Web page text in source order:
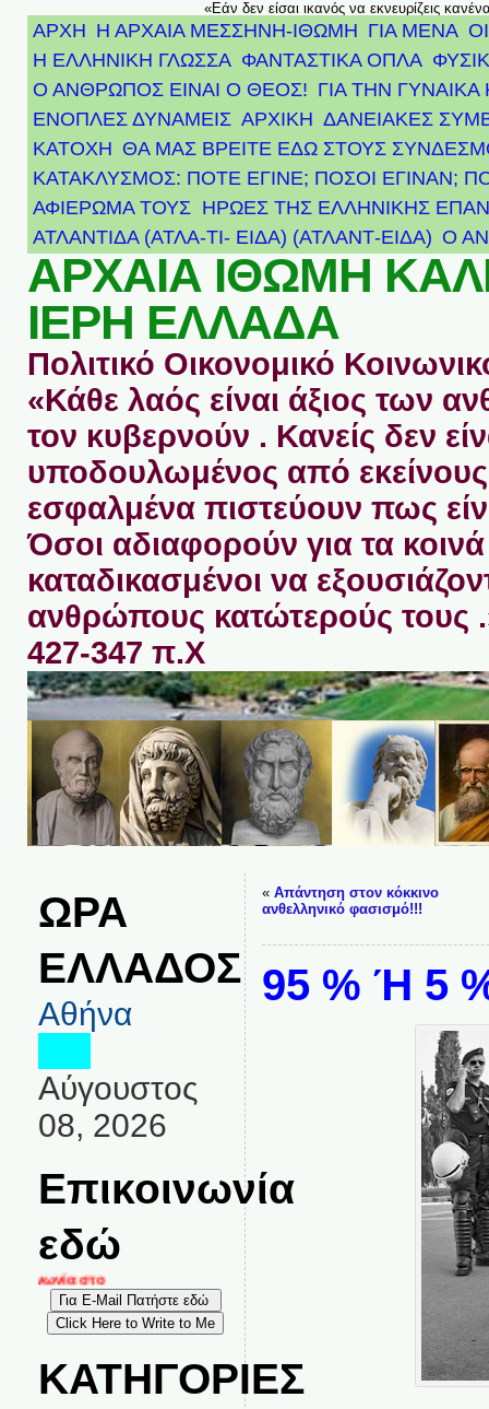
«Εάν δεν είσαι ικανός να εκνευρίζεις
ΑΡΧΗ Η ΑΡΧΑΙΑ ΜΕΣΣΗΝΗ-ΙΘΩΜΗ ΓΙΑ ΜΕΝΑ
Η ΕΛΛΗΝΙΚΗ ΓΛΩΣΣΑ ΦΑΝΤΑΣΤΙΚΑ ΟΠΛΑ
Ο ΑΝΘΡΩΠΟΣ ΕΙΝΑΙ Ο ΘΕΟΣ! ΓΙΑ ΤΗΝ ΓΥΝΑΙΚΑ
ΕΝΟΠΛΕΣ ΔΥΝΑΜΕΙΣ ΑΡΧΙΚΉ ΔΑΝΕΙΑΚΕΣ
ΚΑΤΟΧΗ ΘΑ ΜΑΣ ΒΡΕΙΤΕ ΕΔΩ ΣΤΟΥΣ
ΚΑΤΑΚΛΥΣΜΟΣ: ΠΟΤΕ ΕΓΙΝΕ; ΠΟΣΟΙ ΕΓΙΝΑΝ;
ΑΦΙΈΡΩΜΑ ΤΟΥΣ ΉΡΩΕΣ ΤΗΣ ΕΛΛΗΝΙΚΉΣ
ΑΤΛΑΝΤΊΔΑ (ΑΤΛΑ-ΤΙ- ΕΙΔΑ) (ΑΤΛΑΝΤ-ΕΙΔΑ) Ο
ΑΡΧΑΙΑ ΙΘΩΜΗ
ΙΕΡΗ ΕΛΛΑΔΑ
Πολιτικό Οικονομικό
«Κάθε λαός είναι άξιος των
τον κυβερνούν . Κανείς δεν
υποδουλωμένος από
εσφαλμένα πιστεύουν πως
Όσοι αδιαφορούν για τα κοινά
καταδικασμένοι να
ανθρώπους κατώτερούς τους
427-347 π.Χ
ΩΡΑ
ΕΛΛΑΔΟΣ
Αθήνα
Αύγουστος
08, 2026
Επικοινωνία
εδώ
στο
ΚΑΤΗΓΟΡΙΕΣ
« Απάντηση στον κόκκινο
ανθελληνικό φασισμό!!!
95 % Ή 5